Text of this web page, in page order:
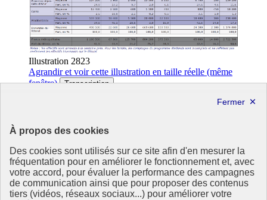
À propos des cookies
Des cookies sont utilisés sur ce site afin d'en mesurer la
fréquentation pour en améliorer le fonctionnement et, avec
votre accord, pour évaluer la performance des campagnes
de communication ainsi que pour proposer des contenus
tiers (vidéos, réseaux sociaux...) pour améliorer votre
Illustration 2823
Agrandiret voir cette illustration en taille réelle (même
fenêtre)
Transcription
Partager la page
Partager sur Facebook
Partager sur LinkedIn
Partager par email
Copier dans le presse-papier